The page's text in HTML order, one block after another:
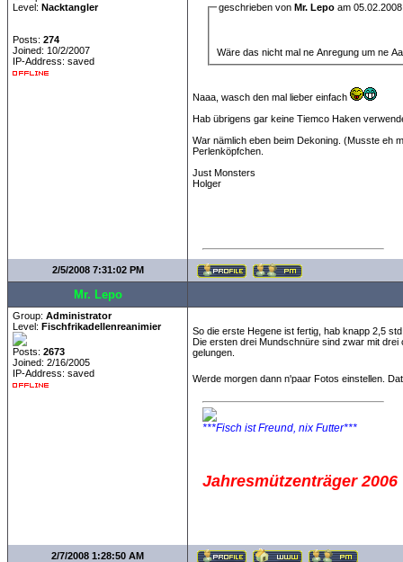
Level: Nacktangler
Posts: 274
Joined: 10/2/2007
IP-Address: saved
geschrieben vonMr. Lepo am
Wäre das nicht mal ne Anregung um ne
Naaa, wasch den mal lieber einfach
Hab übrigens gar keine Tiemco Haken
War nämlich eben beim Dekoning. (Musste eh
Perlenköpfchen.
Just Monsters
Holger
2/5/2008 7:31:02 PM
Mr. Lepo
Group: Administrator
Level: Fischfrikadellenreanimier
Posts: 2673
Joined: 2/16/2005
IP-Address: saved
So die erste Hegene ist fertig, hab knapp 2,5
Die ersten drei Mundschnüre sind zwar mit
gelungen.
Werde morgen dann n'paar Fotos einstellen.
***Fisch ist Freund, nix Futter***
Jahresmützenträger 2006
2/7/2008 1:28:50 AM